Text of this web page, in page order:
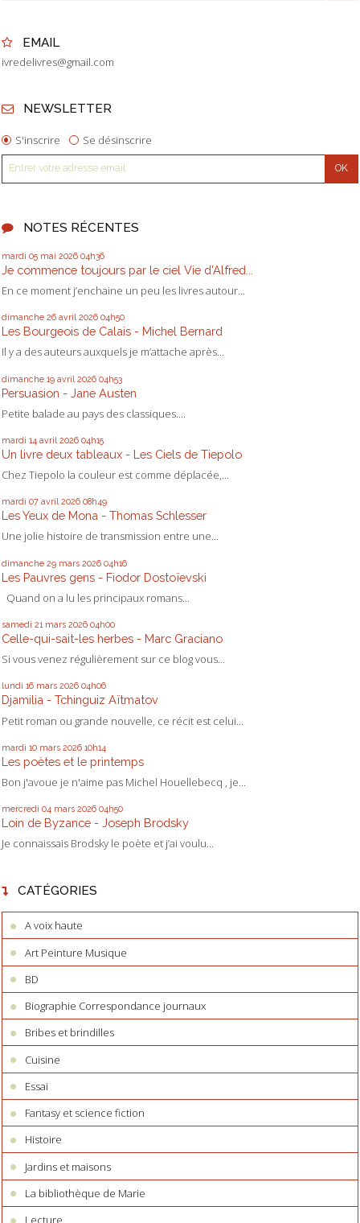
EMAIL
ivredelivres@gmail.com
NEWSLETTER
S'inscrire Se désinscrire
NOTES RÉCENTES
mardi 05 mai 2026 04h36
Je commence toujours par le ciel Vie d'Alfred...
En ce moment j’enchaine un peu les livres autour...
dimanche 26 avril 2026 04h50
Les Bourgeois de Calais - Michel Bernard
Il y a des auteurs auxquels je m’attache après...
dimanche 19 avril 2026 04h53
Persuasion - Jane Austen
Petite balade au pays des classiques....
mardi 14 avril 2026 04h15
Un livre deux tableaux - Les Ciels de Tiepolo
Chez Tiepolo la couleur est comme déplacée,...
mardi 07 avril 2026 08h49
Les Yeux de Mona - Thomas Schlesser
Une jolie histoire de transmission entre une...
dimanche 29 mars 2026 04h16
Les Pauvres gens - Fiodor Dostoïevski
Quand on a lu les principaux romans...
samedi 21 mars 2026 04h00
Celle-qui-sait-les herbes - Marc Graciano
Si vous venez régulièrement sur ce blog vous...
lundi 16 mars 2026 04h06
Djamilia - Tchinguiz Aïtmatov
Petit roman ou grande nouvelle, ce récit est celui...
mardi 10 mars 2026 10h14
Les poètes et le printemps
Bon j'avoue je n'aime pas Michel Houellebecq , je...
mercredi 04 mars 2026 04h50
Loin de Byzance - Joseph Brodsky
Je connaissais Brodsky le poète et j’ai voulu...
CATÉGORIES
A voix haute
Art Peinture Musique
BD
Biographie Correspondance journaux
Bribes et brindilles
Cuisine
Essai
Fantasy et science fiction
Histoire
Jardins et maisons
La bibliothèque de Marie
Lecture